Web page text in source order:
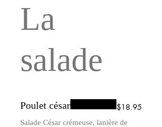
La
salade
Poulet césar
Salade César crémeuse, lanière de
$18.95